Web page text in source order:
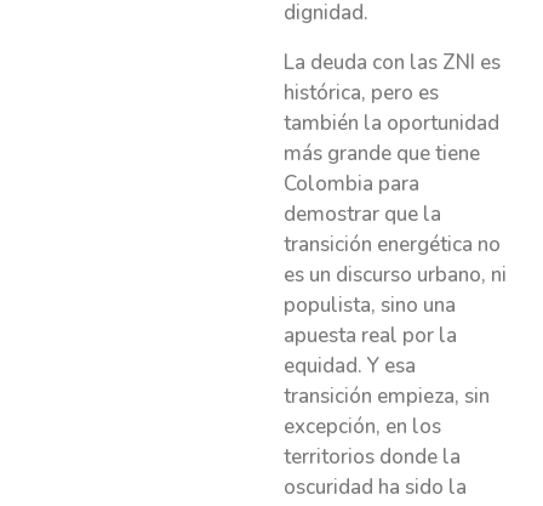
dignidad.
La deuda con las ZNI es
histórica, pero es
también la oportunidad
más grande que tiene
Colombia para
demostrar que la
transición energética no
es un discurso urbano, ni
populista, sino una
apuesta real por la
equidad. Y esa
transición empieza, sin
excepción, en los
territorios donde la
oscuridad ha sido la